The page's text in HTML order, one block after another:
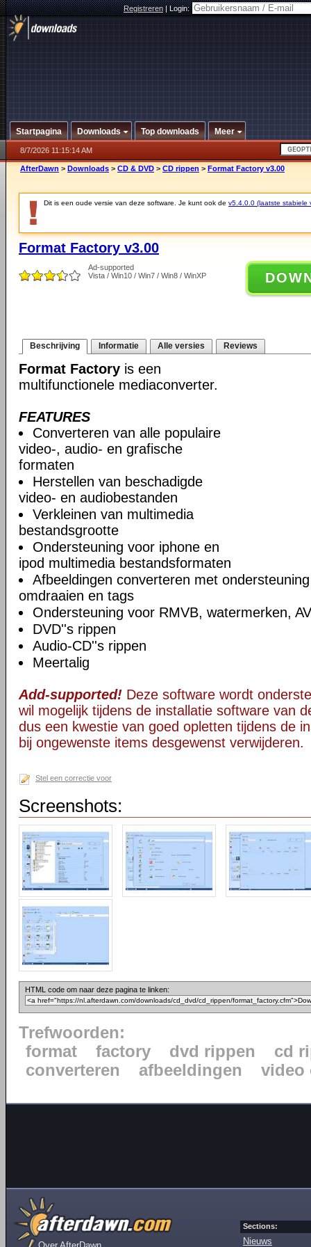
Registreren|Login:
Startpagina Downloads Top downloads Meer
8/7/2026 11:15:14 AM
AfterDawn > Downloads > CD & DVD > CD rippen > Format Factory v3.00
Dit is een oude versie van deze software. Je kunt ook de v5.4.0.0 (laatste stabiele
Format Factory v3.00
Ad-supported
Vista / Win10 / Win7 / Win8 / WinXP
Beschrijving Informatie Alle versies Reviews
Format Factory is een
multifunctionele mediaconverter.
FEATURES
Converteren van alle populaire
video-, audio- en grafische
formaten
Herstellen van beschadigde
video- en audiobestanden
Verkleinen van multimedia
bestandsgrootte
Ondersteuning voor iphone en
ipod multimedia bestandsformaten
Afbeeldingen converteren met
omdraaien en tags
Ondersteuning voor RMVB, watermerken,
DVD''s rippen
Audio-CD''s rippen
Meertalig
Add-supported! Deze software wordt
wil mogelijk tijdens de installatie software van
dus een kwestie van goed opletten tijdens de
bij ongewenste items desgewenst verwijderen.
Stel een correctie voor
Screenshots:
HTML code om naar deze pagina te linken:
Trefwoorden:
format
factory dvd rippen
cd
converteren
afbeeldingen video
Sections:
Nieuws